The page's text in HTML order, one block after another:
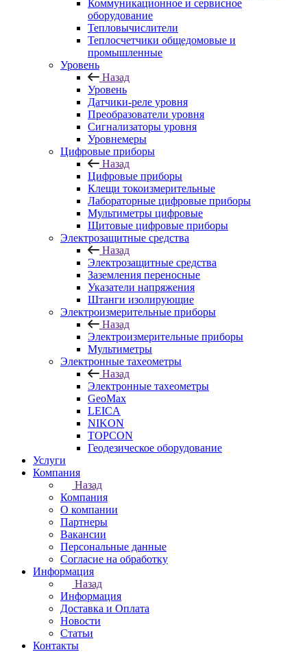
Коммуникационное и сервисное
оборудование
Тепловычислители
Теплосчетчики общедомовые и
промышленные
Уровень
Назад
Уровень
Датчики-реле уровня
Преобразователи уровня
Сигнализаторы уровня
Уровнемеры
Цифровые приборы
Назад
Цифровые приборы
Клещи токоизмерительные
Лабораторные цифровые приборы
Мультиметры цифровые
Щитовые цифровые приборы
Электрозащитные средства
Назад
Электрозащитные средства
Заземления переносные
Указатели напряжения
Штанги изолирующие
Электроизмерительные приборы
Назад
Электроизмерительные приборы
Мультиметры
Электронные тахеометры
Назад
Электронные тахеометры
GeoMax
LEICA
NIKON
TOPCON
Геодезическое оборудование
Услуги
Компания
Назад
Компания
О компании
Партнеры
Вакансии
Персональные данные
Согласие на обработку
Информация
Назад
Информация
Доставка и Оплата
Новости
Статьи
Контакты